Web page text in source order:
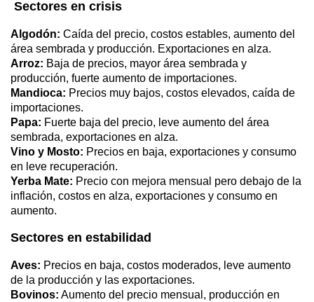
Sectores en crisis
Algodón: Caída del precio, costos estables, aumento del
área sembrada y producción. Exportaciones en alza.
Arroz: Baja de precios, mayor área sembrada y
producción, fuerte aumento de importaciones.
Mandioca: Precios muy bajos, costos elevados, caída de
importaciones.
Papa: Fuerte baja del precio, leve aumento del área
sembrada, exportaciones en alza.
Vino y Mosto: Precios en baja, exportaciones y consumo
en leve recuperación.
Yerba Mate: Precio con mejora mensual pero debajo de la
inflación, costos en alza, exportaciones y consumo en
aumento.
Sectores en estabilidad
Aves: Precios en baja, costos moderados, leve aumento
de la producción y las exportaciones.
Bovinos: Aumento del precio mensual, producción en